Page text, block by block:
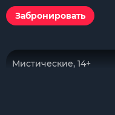
Забронировать
Мистические, 14+